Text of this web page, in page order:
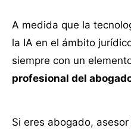
A medida que la
la IA en el ámbito
siempre con un
profesional del
Si eres abogado,